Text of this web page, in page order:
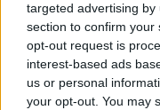
targeted advertising
section to confirm your
opt-out request is
interest-based ads
us or personal
your opt-out. You may